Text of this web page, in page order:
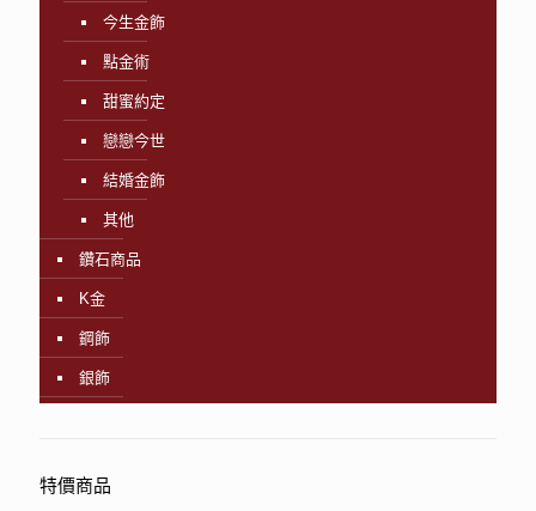
今生金飾
點金術
甜蜜約定
戀戀今世
結婚金飾
其他
鑽石商品
K金
鋼飾
銀飾
特價商品